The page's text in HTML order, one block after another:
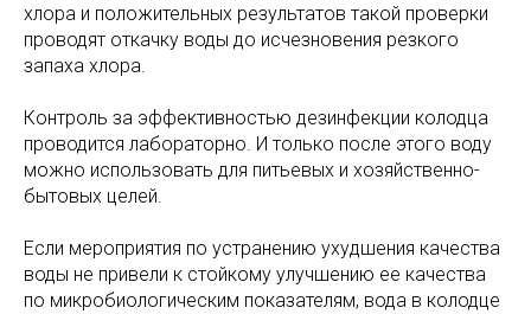
хлора и положительных результатов такой проверки
проводят откачку воды до исчезновения резкого
запаха хлора.
Контроль за эффективностью дезинфекции колодца
проводится лабораторно. И только после этого воду
можно использовать для питьевых и хозяйственно-
бытовых целей.
Если мероприятия по устранению ухудшения качества
воды не привели к стойкому улучшению ее качества
по микробиологическим показателям, вода в колодце